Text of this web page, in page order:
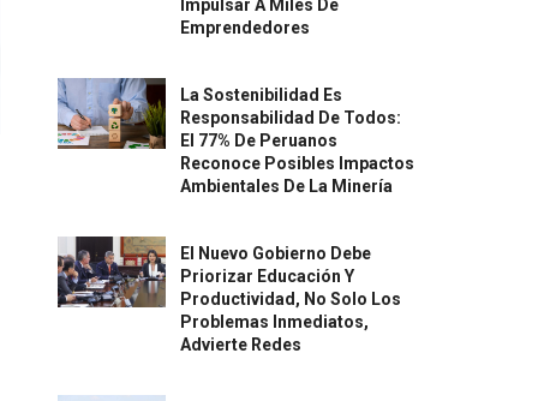
Impulsar A Miles De
Emprendedores
La Sostenibilidad Es
Responsabilidad De Todos:
El 77% De Peruanos
Reconoce Posibles Impactos
Ambientales De La Minería
El Nuevo Gobierno Debe
Priorizar Educación Y
Productividad, No Solo Los
Problemas Inmediatos,
Advierte Redes